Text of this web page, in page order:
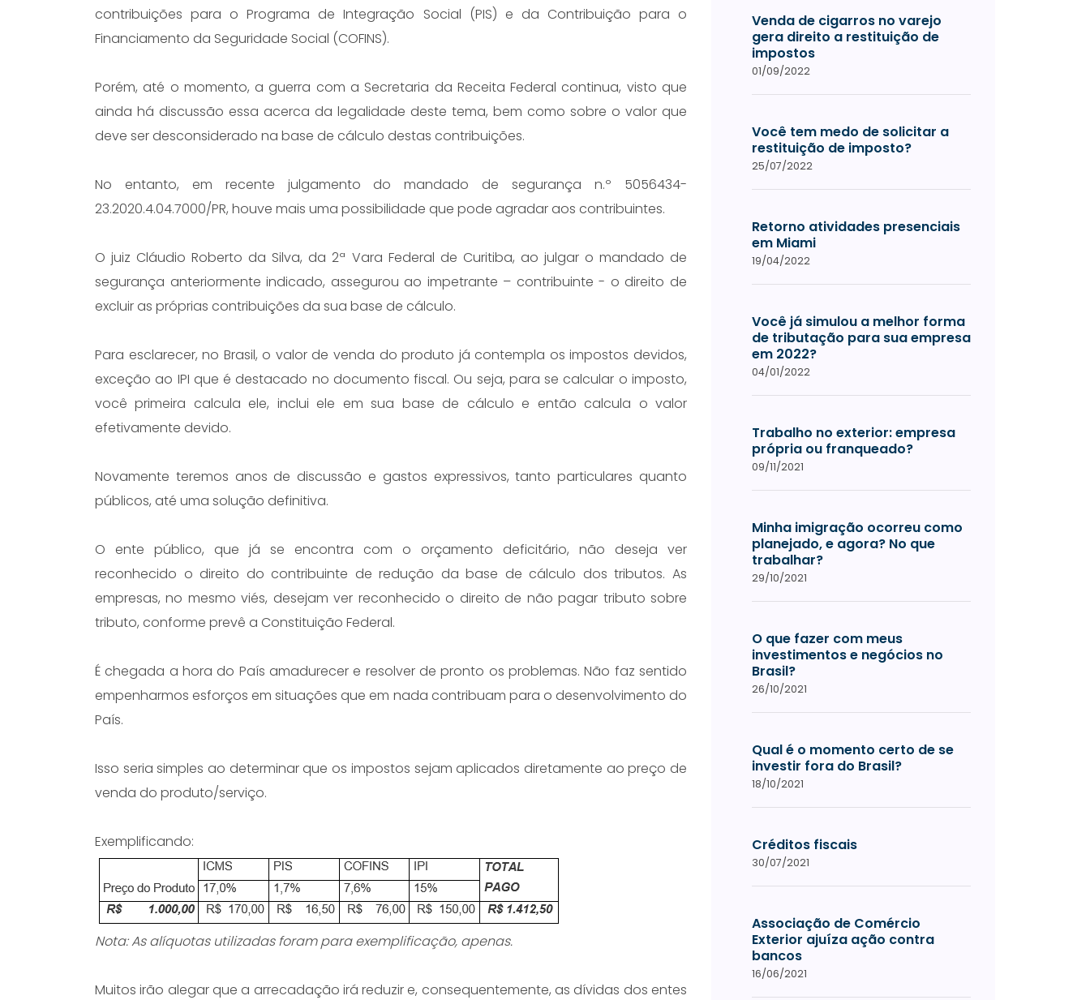
contribuições para o Programa de Integração Social (PIS) e da Contribuição para o
Financiamento da Seguridade Social (COFINS).
Porém, até o momento, a guerra com a Secretaria da Receita Federal continua, visto que
ainda há discussão essa acerca da legalidade deste tema, bem como sobre o valor que
deve ser desconsiderado na base de cálculo destas contribuições.
No entanto, em recente julgamento do mandado de segurança n.º 5056434-
23.2020.4.04.7000/PR, houve mais uma possibilidade que pode agradar aos contribuintes.
O juiz Cláudio Roberto da Silva, da 2ª Vara Federal de Curitiba, ao julgar o mandado de
segurança anteriormente indicado, assegurou ao impetrante – contribuinte - o direito de
excluir as próprias contribuições da sua base de cálculo.
Para esclarecer, no Brasil, o valor de venda do produto já contempla os impostos devidos,
exceção ao IPI que é destacado no documento fiscal. Ou seja, para se calcular o imposto,
você primeira calcula ele, inclui ele em sua base de cálculo e então calcula o valor
efetivamente devido.
Novamente teremos anos de discussão e gastos expressivos, tanto particulares quanto
públicos, até uma solução definitiva.
O ente público, que já se encontra com o orçamento deficitário, não deseja ver
reconhecido o direito do contribuinte de redução da base de cálculo dos tributos. As
empresas, no mesmo viés, desejam ver reconhecido o direito de não pagar tributo sobre
tributo, conforme prevê a Constituição Federal.
É chegada a hora do País amadurecer e resolver de pronto os problemas. Não faz sentido
empenharmos esforços em situações que em nada contribuam para o desenvolvimento do
País.
Isso seria simples ao determinar que os impostos sejam aplicados diretamente ao preço de
venda do produto/serviço.
Exemplificando:
Nota: As alíquotas utilizadas foram para exemplificação, apenas.
Muitos irão alegar que a arrecadação irá reduzir e, consequentemente, as dívidas dos entes
Venda de cigarros no varejo
gera direito a restituição de
impostos
01/09/2022
Você tem medo de solicitar a
restituição de imposto?
25/07/2022
Retorno atividades presenciais
em Miami
19/04/2022
Você já simulou a melhor forma
de tributação para sua empresa
em 2022?
04/01/2022
Trabalho no exterior: empresa
própria ou franqueado?
09/11/2021
Minha imigração ocorreu como
planejado, e agora? No que
trabalhar?
29/10/2021
O que fazer com meus
investimentos e negócios no
Brasil?
26/10/2021
Qual é o momento certo de se
investir fora do Brasil?
18/10/2021
Créditos fiscais
30/07/2021
Associação de Comércio
Exterior ajuíza ação contra
bancos
16/06/2021